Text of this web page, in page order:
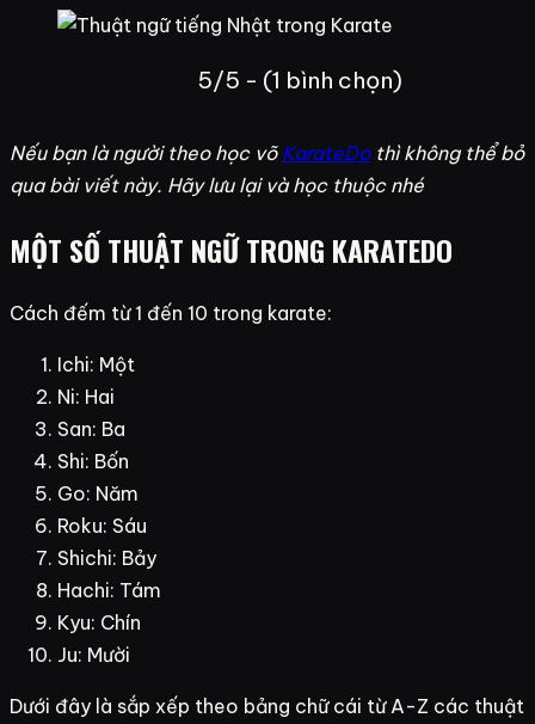
5/5 - (1 bình chọn)
Nếu bạn là người theo học võ KarateDothì không thể bỏ
qua bài viết này. Hãy lưu lại và học thuộc nhé
MỘT SỐ THUẬT NGỮ TRONG KARATEDO
Cách đếm từ 1 đến 10 trong karate:
Ichi: Một
Ni: Hai
San: Ba
Shi: Bốn
Go: Năm
Roku: Sáu
Shichi: Bảy
Hachi: Tám
Kyu: Chín
Ju: Mười
Dưới đây là sắp xếp theo bảng chữ cái từ A-Z các thuật